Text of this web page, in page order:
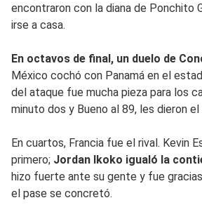
encontraron con la diana de Ponchito
irse a casa.
En octavos de final, un duelo de
México cochó con Panamá en el
del ataque fue mucha pieza para los
minuto dos y Bueno al 89, les dieron
En cuartos, Francia fue el rival. Kevin
primero; Jordan Ikoko igualó la
hizo fuerte ante su gente y fue
el pase se concretó.